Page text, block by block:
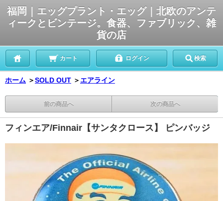
福岡｜エッグプラント・エッグ｜北欧のアンテ
ィークとビンテージ。食器、ファブリック、雑
貨の店
カート ログイン 検索
ホーム ＞SOLD OUT ＞ エアライン
前の商品へ 次の商品へ
フィンエア/Finnair【サンタクロース】 ピンバッジ